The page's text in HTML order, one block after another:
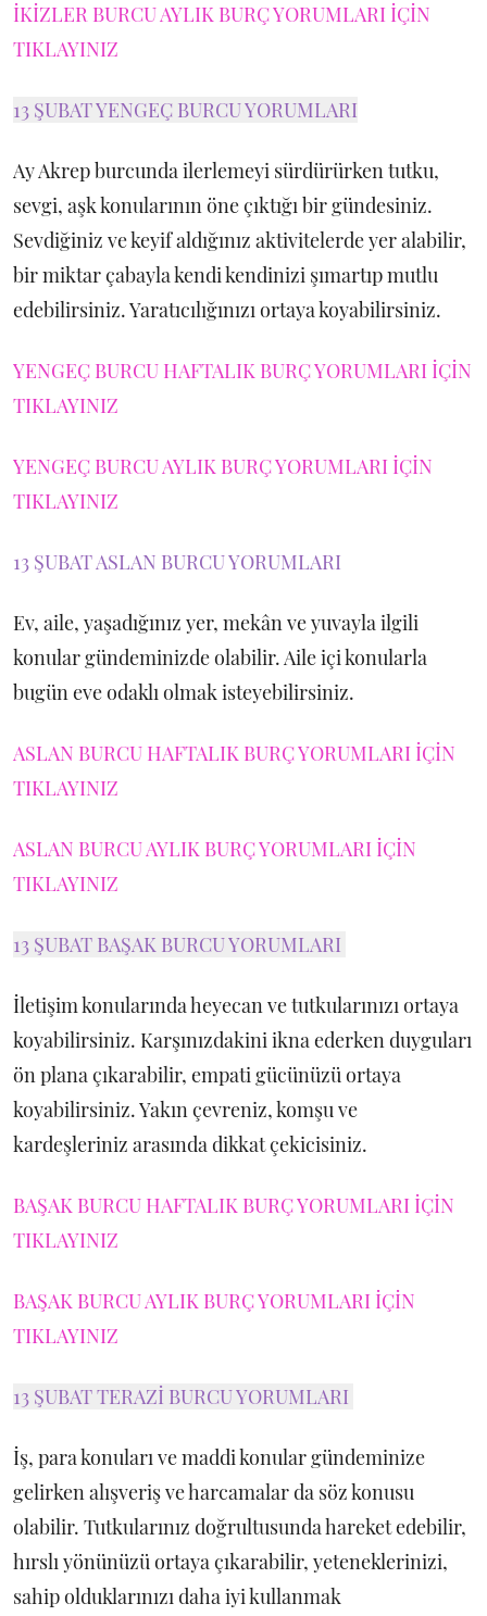
İKİZLER BURCU AYLIK BURÇ YORUMLARI İÇİN
TIKLAYINIZ
13 ŞUBAT YENGEÇ BURCU YORUMLARI
Ay Akrep burcunda ilerlemeyi sürdürürken tutku,
sevgi, aşk konularının öne çıktığı bir gündesiniz.
Sevdiğiniz ve keyif aldığınız aktivitelerde yer alabilir,
bir miktar çabayla kendi kendinizi şımartıp mutlu
edebilirsiniz. Yaratıcılığınızı ortaya koyabilirsiniz.
YENGEÇ BURCU HAFTALIK BURÇ YORUMLARI İÇİN
TIKLAYINIZ
YENGEÇ BURCU AYLIK BURÇ YORUMLARI İÇİN
TIKLAYINIZ
13 ŞUBAT ASLAN BURCU YORUMLARI
Ev, aile, yaşadığınız yer, mekân ve yuvayla ilgili
konular gündeminizde olabilir. Aile içi konularla
bugün eve odaklı olmak isteyebilirsiniz.
ASLAN BURCU HAFTALIK BURÇ YORUMLARI İÇİN
TIKLAYINIZ
ASLAN BURCU AYLIK BURÇ YORUMLARI İÇİN
TIKLAYINIZ
13 ŞUBAT BAŞAK BURCU YORUMLARI
İletişim konularında heyecan ve tutkularınızı ortaya
koyabilirsiniz. Karşınızdakini ikna ederken duyguları
ön plana çıkarabilir, empati gücünüzü ortaya
koyabilirsiniz. Yakın çevreniz, komşu ve
kardeşleriniz arasında dikkat çekicisiniz.
BAŞAK BURCU HAFTALIK BURÇ YORUMLARI İÇİN
TIKLAYINIZ
BAŞAK BURCU AYLIK BURÇ YORUMLARI İÇİN
TIKLAYINIZ
13 ŞUBAT TERAZİ BURCU YORUMLARI
İş, para konuları ve maddi konular gündeminize
gelirken alışveriş ve harcamalar da söz konusu
olabilir. Tutkularınız doğrultusunda hareket edebilir,
hırslı yönünüzü ortaya çıkarabilir, yeteneklerinizi,
sahip olduklarınızı daha iyi kullanmak